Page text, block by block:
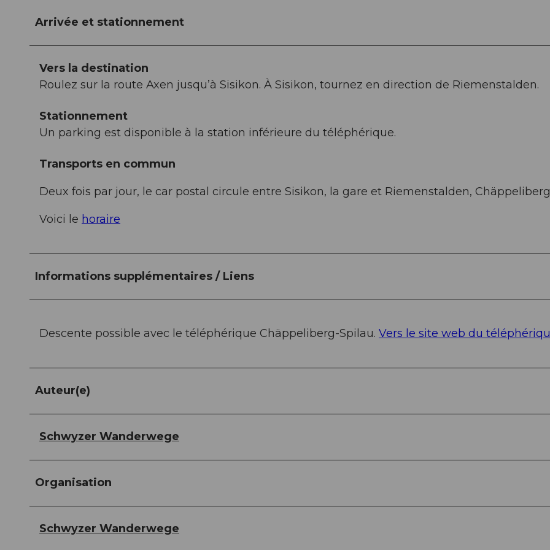
Arrivée et stationnement
Vers la destination
Roulez sur la route Axen jusqu’à Sisikon. À Sisikon, tournez en direction de Riemenstalden.
Stationnement
Un parking est disponible à la station inférieure du téléphérique.
Transports en commun
Deux fois par jour, le car postal circule entre Sisikon, la gare et Riemenstalden, Chäppeliberg
Voici le horaire
Informations supplémentaires / Liens
Descente possible avec le téléphérique Chäppeliberg-Spilau. Vers le site web du
Auteur(e)
Schwyzer Wanderwege
Organisation
Schwyzer Wanderwege